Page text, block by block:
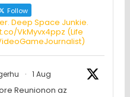
Follow
Deep Space Junkie.
VkMyvx4ppz (Life
· 1 Aug
Reunionon az